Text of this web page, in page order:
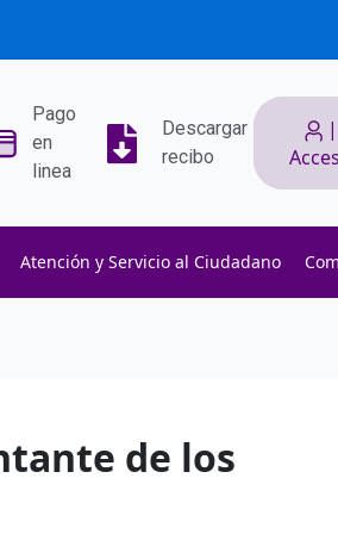
Pago
en
linea
Descargar
recibo
|
Atención y Servicio al Ciudadano
de los